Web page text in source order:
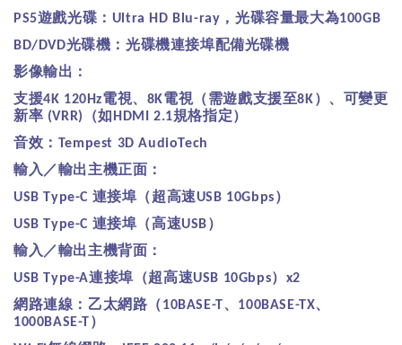
PS5遊戲光碟： Ultra HD Blu-ray ，光碟容量最大為100GB
BD/DVD光碟機：光碟機連接埠配備光碟機
影像輸出：
支援4K 120Hz電視、 8K電視（需遊戲支援至8K）、可變更
新率 (VRR) （如 HDMI 2.1規格指定）
音效： Tempest 3D AudioTech
輸入／輸出主機正面：
USB Type-C 連接埠（超高速USB 10Gbps）
USB Type-C 連接埠（高速USB）
輸入／輸出主機背面：
USB Type-A連接埠（超高速USB 10Gbps） x2
網路連線：乙太網路（10BASE-T、 100BASE-TX、
1000BASE-T）